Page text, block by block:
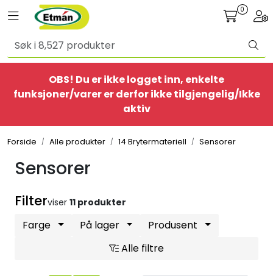
Skip to main content
Toggle navigation 0
OBS! Du er ikke logget inn, enkelte
funksjoner/varer er derfor ikke tilgjengelig/Ikke
aktiv
Forside Alle produkter 14 Brytermateriell Sensorer
Sensorer
Filterviser 11 produkter
Farge På lager
Produsent
Alle filtre
Alle produkter
BestSelgere